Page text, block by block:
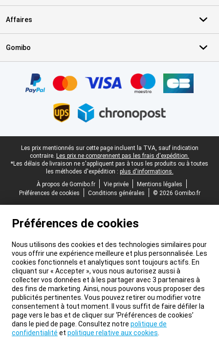
Affaires
Gomibo
Pied-de-page légal
Les prix mentionnés sur cette page incluent la TVA, sauf indication
contraire. Les prix ne comprennent pas les frais d'expédition.
*Les délais de livraison ne s'appliquent pas à tous les produits ou à toutes
les méthodes d'expédition : plus d'informations.
À propos de Gomibo.fr
Vie privée
Mentions légales
Préférences de cookies
Conditions générales © 2026 Gomibo.fr
Préférences de cookies
Nous utilisons des cookies et des technologies similaires pour
vous offrir une expérience meilleure et plus personnalisée. Les
cookies fonctionnels et analytiques sont toujours actifs. En
cliquant sur « Accepter », vous nous autorisez aussi à
collecter vos données et à les partager avec 3 partenaires à
des fins de marketing. Ainsi, nous pouvons vous proposer des
publicités pertinentes. Vous pouvez retirer ou modifier votre
consentement à tout moment. Il vous suffit de faire défiler la
page vers le bas et de cliquer sur ‘Préférences de cookies’
dans le pied de page. Consultez notre politique de
confidentialité et politique relative aux cookies